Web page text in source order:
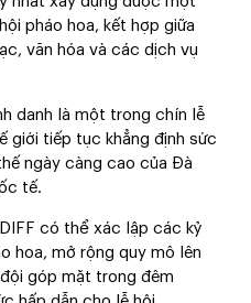
pháo hoa, kết hợp giữa
văn hóa và các dịch vụ
danh là một trong chín lễ
giới tiếp tục khẳng định sức
ngày càng cao của Đà
tế.
có thể xác lập các kỷ
hoa, mở rộng quy mô lên
góp mặt trong đêm